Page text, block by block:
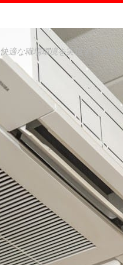
快適な職場環境を実現する業務